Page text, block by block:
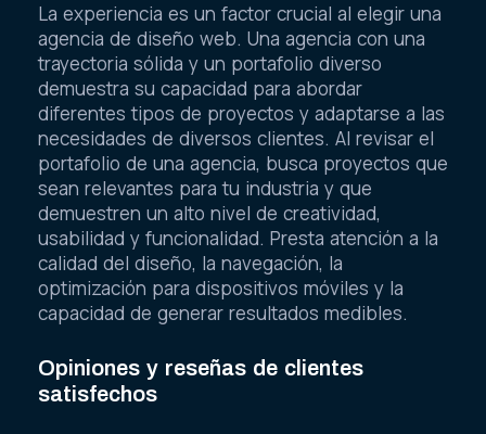
La experiencia es un factor crucial al elegir una
agencia de diseño web. Una agencia con una
trayectoria sólida y un portafolio diverso
demuestra su capacidad para abordar
diferentes tipos de proyectos y adaptarse a las
necesidades de diversos clientes. Al revisar el
portafolio de una agencia, busca proyectos que
sean relevantes para tu industria y que
demuestren un alto nivel de creatividad,
usabilidad y funcionalidad. Presta atención a la
calidad del diseño, la navegación, la
optimización para dispositivos móviles y la
capacidad de generar resultados medibles.
Opiniones y reseñas de clientes
satisfechos